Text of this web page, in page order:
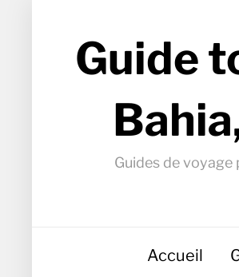
Guide
Guides de voyage
Accueil